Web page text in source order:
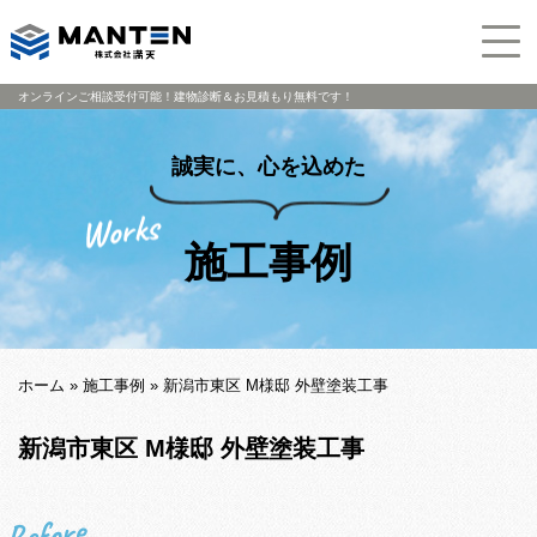
オンラインご相談受付可能！建物診断＆お見積もり無料です！
誠実に、心を込めた
施工事例
ホーム » 施工事例 » 新潟市東区 M様邸 外壁塗装工事
新潟市東区 M様邸 外壁塗装工事